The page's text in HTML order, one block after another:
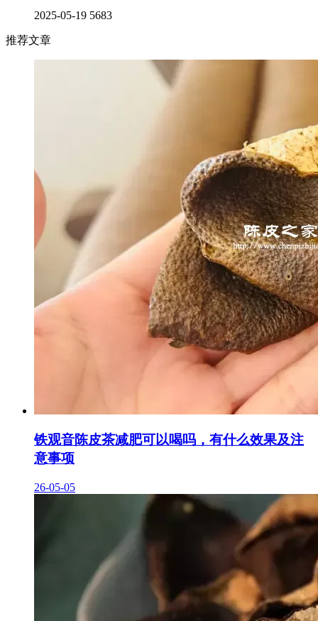
2025-05-19 5683
推荐文章
铁观音陈皮茶减肥可以喝吗，有什么效果及注
意事项
26-05-05